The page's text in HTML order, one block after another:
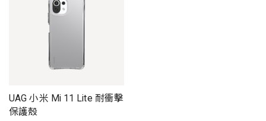
UAG 小米 Mi 11 Lite 耐衝擊
保護殼